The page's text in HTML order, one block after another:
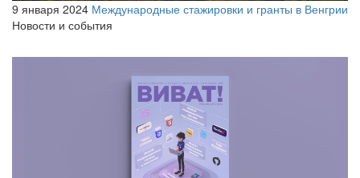
9 января 2024 Международные стажировки и гранты в Венгрии
Новости и события